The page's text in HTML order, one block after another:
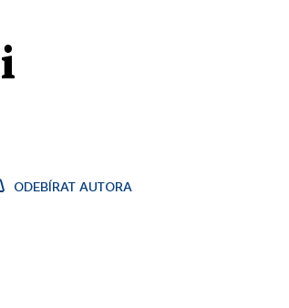
ODEBÍRAT AUTORA